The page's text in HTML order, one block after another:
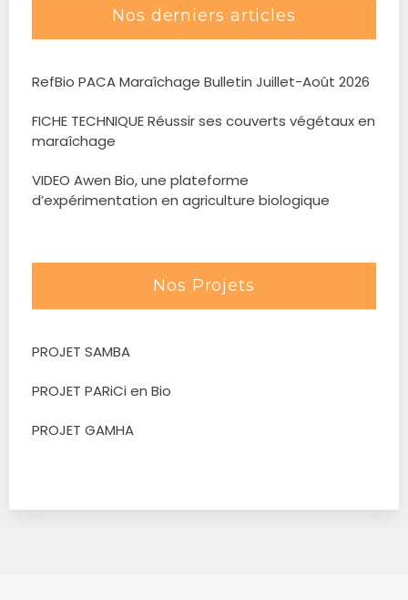
Nos derniers articles
RefBio PACA Maraîchage Bulletin Juillet-Août 2026
FICHE TECHNIQUE Réussir ses couverts végétaux en
maraîchage
VIDEO Awen Bio, une plateforme
d’expérimentation en agriculture biologique
Nos Projets
PROJET SAMBA
PROJET PARiCi en Bio
PROJET GAMHA